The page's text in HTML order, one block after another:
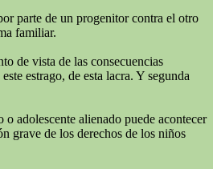
parte de un progenitor contra el otro
familiar.
de vista de las consecuencias
estrago, de esta lacra. Y segunda
adolescente alienado puede acontecer
grave de los derechos de los niños